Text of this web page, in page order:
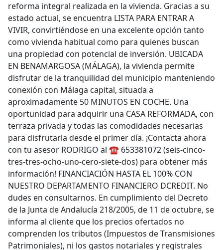
reforma integral realizada en la vivienda. Gracias a su
estado actual, se encuentra LISTA PARA ENTRAR A
VIVIR, convirtiéndose en una excelente opción tanto
como vivienda habitual como para quienes buscan
una propiedad con potencial de inversión. UBICADA
EN BENAMARGOSA (MÁLAGA), la vivienda permite
disfrutar de la tranquilidad del municipio manteniendo
conexión con Málaga capital, situada a
aproximadamente 50 MINUTOS EN COCHE. Una
oportunidad para adquirir una CASA REFORMADA, con
terraza privada y todas las comodidades necesarias
para disfrutarla desde el primer día. ¡Contacta ahora
con tu asesor RODRIGO al ☎ 653381072 (seis-cinco-
tres-tres-ocho-uno-cero-siete-dos) para obtener más
información! FINANCIACIÓN HASTA EL 100% CON
NUESTRO DEPARTAMENTO FINANCIERO DCREDIT. No
dudes en consultarnos. En cumplimiento del Decreto
de la Junta de Andalucía 218/2005, de 11 de octubre, se
informa al cliente que los precios ofertados no
comprenden los tributos (Impuestos de Transmisiones
Patrimoniales), ni los gastos notariales y registrales